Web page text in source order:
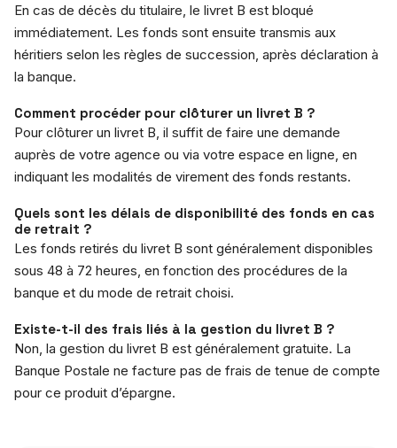
En cas de décès du titulaire, le livret B est bloqué
immédiatement. Les fonds sont ensuite transmis aux
héritiers selon les règles de succession, après déclaration à
la banque.
Comment procéder pour clôturer un livret B ?
Pour clôturer un livret B, il suffit de faire une demande
auprès de votre agence ou via votre espace en ligne, en
indiquant les modalités de virement des fonds restants.
Quels sont les délais de disponibilité des fonds en cas
de retrait ?
Les fonds retirés du livret B sont généralement disponibles
sous 48 à 72 heures, en fonction des procédures de la
banque et du mode de retrait choisi.
Existe-t-il des frais liés à la gestion du livret B ?
Non, la gestion du livret B est généralement gratuite. La
Banque Postale ne facture pas de frais de tenue de compte
pour ce produit d’épargne.